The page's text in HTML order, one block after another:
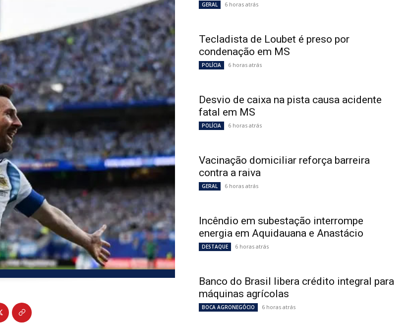
GERAL 6 horas atrás
Tecladista de Loubet é preso por
condenação em MS
POLÍCIA 6 horas atrás
Desvio de caixa na pista causa acidente
fatal em MS
POLÍCIA 6 horas atrás
Vacinação domiciliar reforça barreira
contra a raiva
GERAL 6 horas atrás
Incêndio em subestação interrompe
energia em Aquidauana e Anastácio
DESTAQUE 6 horas atrás
Banco do Brasil libera crédito integral para
máquinas agrícolas
BOCA AGRONEGÓCIO 6 horas atrás